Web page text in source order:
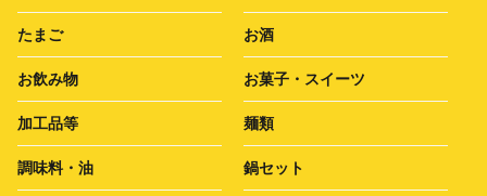
たまご お酒
お飲み物 お菓子・スイーツ
加工品等 麺類
調味料・油 鍋セット